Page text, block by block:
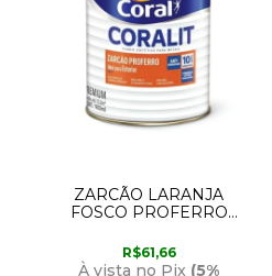
ZARCÃO LARANJA
FOSCO PROFERRO
R$61,66
À vista no Pix (5%